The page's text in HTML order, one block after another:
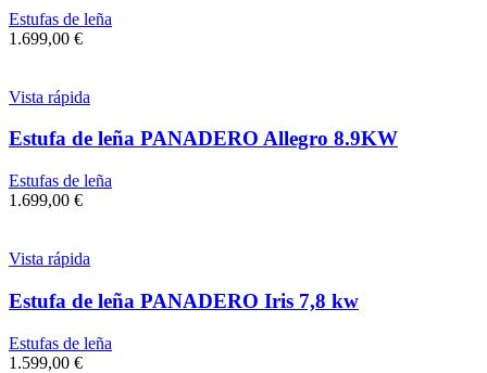
Estufas de leña
1.699,00 €
Vista rápida
Estufa de leña PANADERO Allegro 8.9KW
Estufas de leña
1.699,00 €
Vista rápida
Estufa de leña PANADERO Iris 7,8 kw
Estufas de leña
1.599,00 €